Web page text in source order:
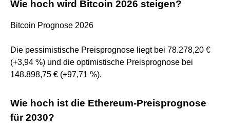
Wie hoch wird Bitcoin 2026 steigen?
Bitcoin Prognose 2026
Die pessimistische Preisprognose liegt bei 78.278,20 €
(+3,94 %) und die optimistische Preisprognose bei
148.898,75 € (+97,71 %).
Wie hoch ist die Ethereum-Preisprognose
für 2030?